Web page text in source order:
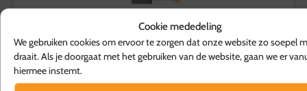
Cookie mededeling
We gebruiken cookies om ervoor te zorgen dat onze website zo soepel
draait. Als je doorgaat met het gebruiken van de website, gaan we er
hiermee instemt.
Koken
Wij koken vers